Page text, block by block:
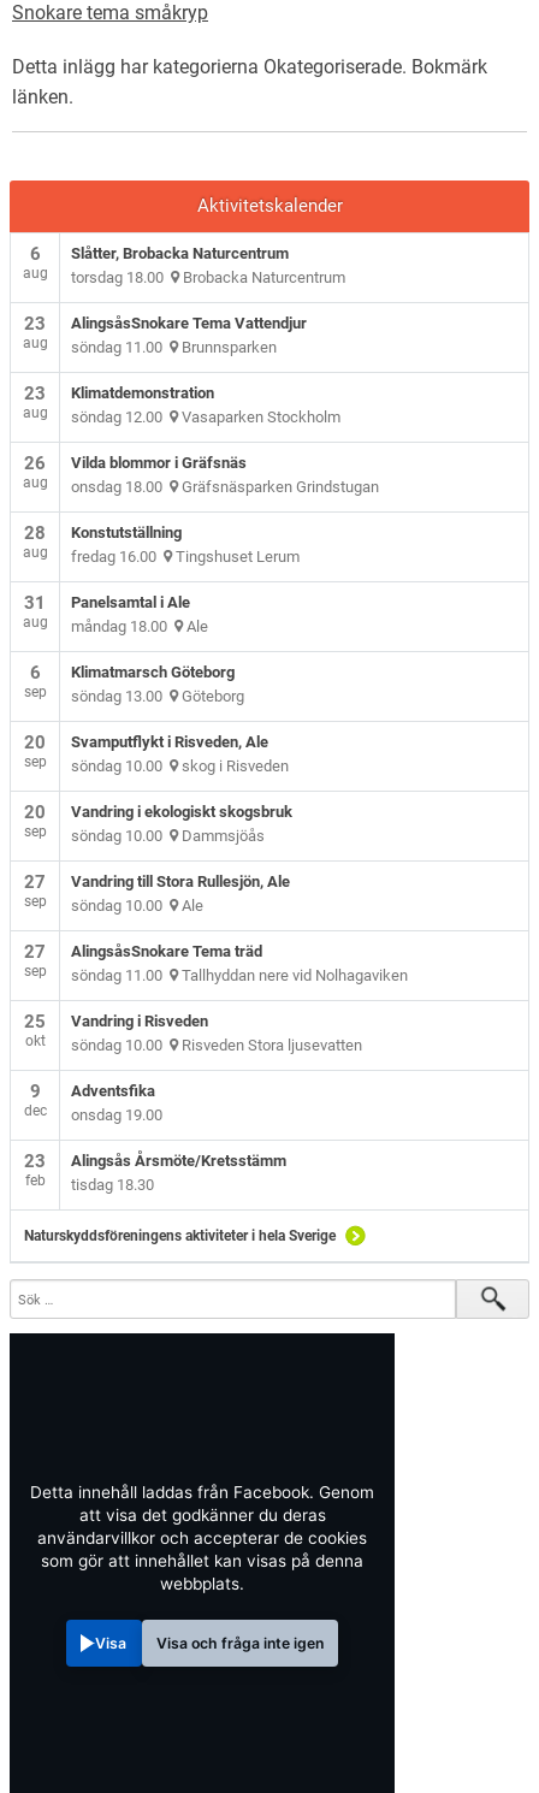
Snokare tema småkryp
Detta inlägg har kategorierna Okategoriserade. Bokmärk
länken.
Aktivitetskalender
6
aug
Slåtter, Brobacka Naturcentrum
torsdag 18.00 Brobacka Naturcentrum
23
aug
AlingsåsSnokare Tema Vattendjur
söndag 11.00 Brunnsparken
23
aug
Klimatdemonstration
söndag 12.00 Vasaparken Stockholm
26
aug
Vilda blommor i Gräfsnäs
onsdag 18.00 Gräfsnäsparken Grindstugan
28
aug
Konstutställning
fredag 16.00 Tingshuset Lerum
31
aug
Panelsamtal i Ale
måndag 18.00 Ale
6
sep
Klimatmarsch Göteborg
söndag 13.00 Göteborg
20
sep
Svamputflykt i Risveden, Ale
söndag 10.00 skog i Risveden
20
sep
Vandring i ekologiskt skogsbruk
söndag 10.00 Dammsjöås
27
sep
Vandring till Stora Rullesjön, Ale
söndag 10.00 Ale
27
sep
AlingsåsSnokare Tema träd
söndag 11.00 Tallhyddan nere vid Nolhagaviken
25
okt
Vandring i Risveden
söndag 10.00 Risveden Stora ljusevatten
9
dec
Adventsfika
onsdag 19.00
23
feb
Alingsås Årsmöte/Kretsstämm
tisdag 18.30
Naturskyddsföreningens aktiviteter i hela Sverige
Detta innehåll laddas från Facebook. Genom
att visa det godkänner du deras
användarvillkor och accepterar de cookies
som gör att innehållet kan visas på denna
webbplats.
Visa Visa och fråga inte igen